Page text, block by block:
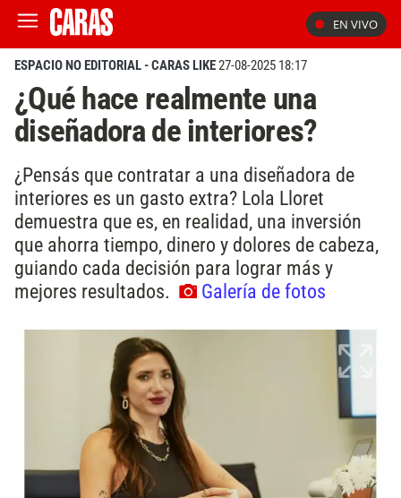
EN VIVO
ESPACIO NO EDITORIAL - CARAS LIKE27-08-2025 18:17
¿Qué hace realmente una
diseñadora de interiores?
¿Pensás que contratar a una diseñadora de
interiores es un gasto extra? Lola Lloret
demuestra que es, en realidad, una inversión
que ahorra tiempo, dinero y dolores de cabeza,
guiando cada decisión para lograr más y
mejores resultados.
Galería de fotos